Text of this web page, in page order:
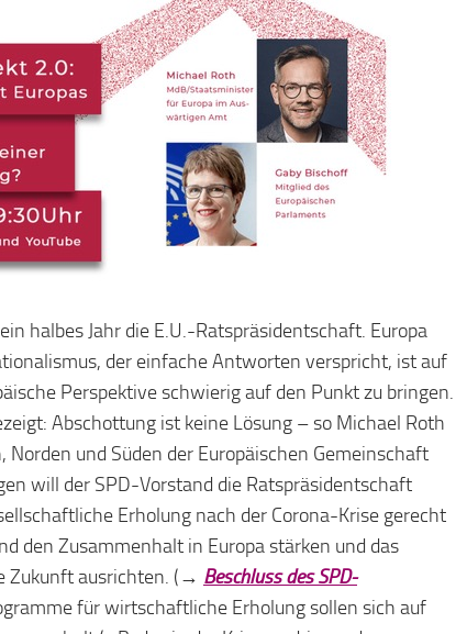
halbes Jahr die E.U.-Ratspräsidentschaft. Europa
der einfache Antworten verspricht, ist auf
Perspektive schwierig auf den Punkt zu bringen.
Abschottung ist keine Lösung – so Michael Roth
und Süden der Europäischen Gemeinschaft
will der SPD-Vorstand die Ratspräsidentschaft
Erholung nach der Corona-Krise gerecht
den Zusammenhalt in Europa stärken und das
Zukunft ausrichten. (→ Beschluss des SPD-
für wirtschaftliche Erholung sollen sich auf